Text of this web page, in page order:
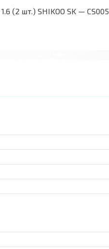
(2 шт.) SHIKOO SK — CS005